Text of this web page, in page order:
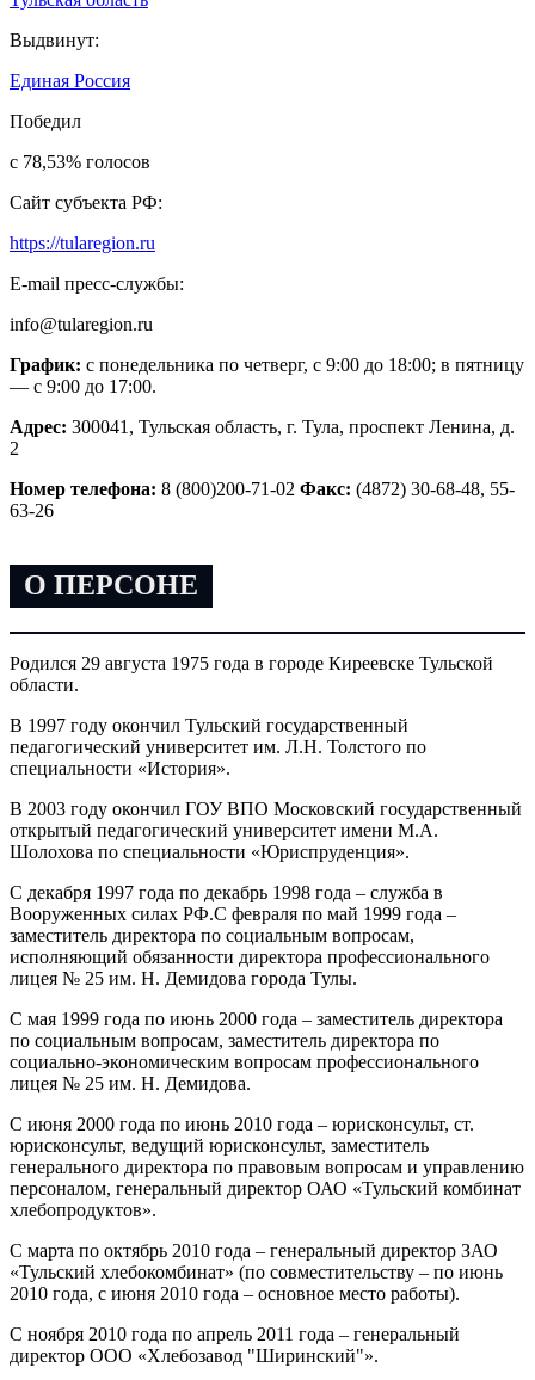
Выдвинут:
Единая Россия
Победил
с 78,53% голосов
Сайт субъекта РФ:
https://tularegion.ru
E-mail пресс-службы:
info@tularegion.ru
График: с понедельника по четверг, с 9:00 до 18:00; в пятницу
— с 9:00 до 17:00.
Адрес: 300041, Тульская область, г. Тула, проспект Ленина, д.
2
Номер телефона: 8 (800)200-71-02 Факс: (4872) 30-68-48, 55-
63-26
О ПЕРСОНЕ
Родился 29 августа 1975 года в городе Киреевске Тульской
области.
В 1997 году окончил Тульский государственный
педагогический университет им. Л.Н. Толстого по
специальности «История».
В 2003 году окончил ГОУ ВПО Московский государственный
открытый педагогический университет имени М.А.
Шолохова по специальности «Юриспруденция».
С декабря 1997 года по декабрь 1998 года – служба в
Вооруженных силах РФ.С февраля по май 1999 года –
заместитель директора по социальным вопросам,
исполняющий обязанности директора профессионального
лицея № 25 им. Н. Демидова города Тулы.
С мая 1999 года по июнь 2000 года – заместитель директора
по социальным вопросам, заместитель директора по
социально-экономическим вопросам профессионального
лицея № 25 им. Н. Демидова.
С июня 2000 года по июнь 2010 года – юрисконсульт, ст.
юрисконсульт, ведущий юрисконсульт, заместитель
генерального директора по правовым вопросам и управлению
персоналом, генеральный директор ОАО «Тульский комбинат
хлебопродуктов».
С марта по октябрь 2010 года – генеральный директор ЗАО
«Тульский хлебокомбинат» (по совместительству – по июнь
2010 года, с июня 2010 года – основное место работы).
С ноября 2010 года по апрель 2011 года – генеральный
директор ООО «Хлебозавод "Ширинский"».